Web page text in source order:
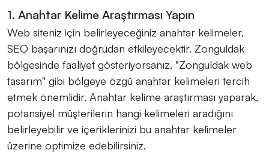
1. Anahtar Kelime Araştırması Yapın
Web siteniz için belirleyeceğiniz anahtar kelimeler,
SEO başarınızı doğrudan etkileyecektir. Zonguldak
bölgesinde faaliyet gösteriyorsanız, "Zonguldak web
tasarım" gibi bölgeye özgü anahtar kelimeleri tercih
etmek önemlidir. Anahtar kelime araştırması yaparak,
potansiyel müşterilerin hangi kelimeleri aradığını
belirleyebilir ve içeriklerinizi bu anahtar kelimeler
üzerine optimize edebilirsiniz.